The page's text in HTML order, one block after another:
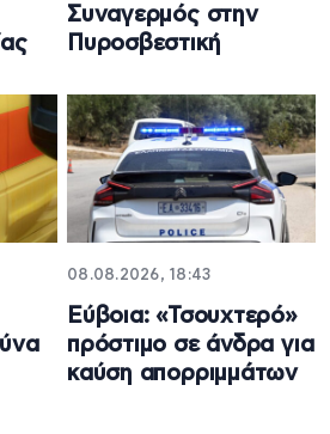
Συναγερμός στην
Πυροσβεστική
08.08.2026, 18:43
Εύβοια: «Τσουχτερό»
πρόστιμο σε άνδρα για
καύση απορριμμάτων